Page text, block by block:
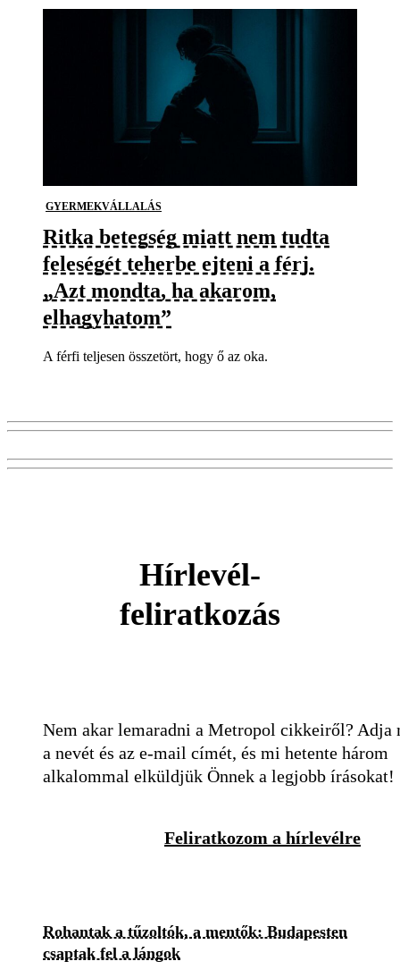
GYERMEKVÁLLALÁS
Ritka betegség miatt nem tudta
feleségét teherbe ejteni a férj.
„Azt mondta, ha akarom,
elhagyhatom”
A férfi teljesen összetört, hogy ő az oka.
Hírlevél-
feliratkozás
Nem akar lemaradni a Metropol cikkeiről? Adja
a nevét és az e-mail címét, és mi hetente három
alkalommal elküldjük Önnek a legjobb írásokat!
Feliratkozom a hírlevélre
Rohantak a tűzoltók, a mentők: Budapesten
csaptak fel a lángok